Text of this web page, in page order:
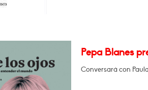
Pepa Blanes
Conversará con